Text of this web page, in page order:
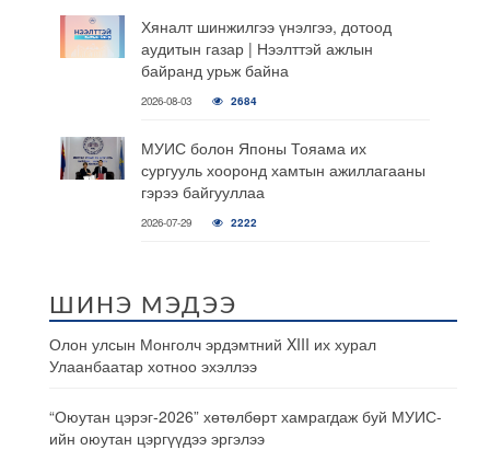
Хяналт шинжилгээ үнэлгээ, дотоод
аудитын газар | Нээлттэй ажлын
байранд урьж байна
2026-08-03 2684
МУИС болон Японы Тояама их
сургууль хооронд хамтын ажиллагааны
гэрээ байгууллаа
2026-07-29 2222
ШИНЭ МЭДЭЭ
Олон улсын Монголч эрдэмтний XIII их хурал
Улаанбаатар хотноо эхэллээ
“Оюутан цэрэг-2026” хөтөлбөрт хамрагдаж буй МУИС-
ийн оюутан цэргүүдээ эргэлээ